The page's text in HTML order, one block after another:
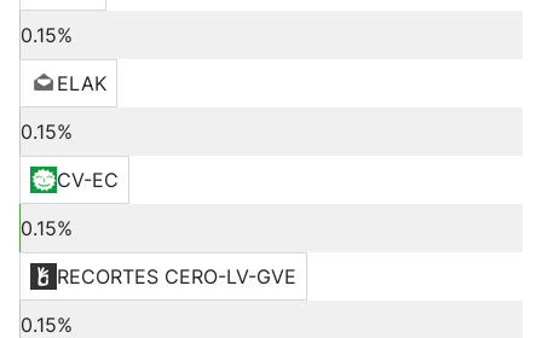
0.15%
ELAK
0.15%
CV-EC
0.15%
RECORTES CERO-LV-GVE
0.15%